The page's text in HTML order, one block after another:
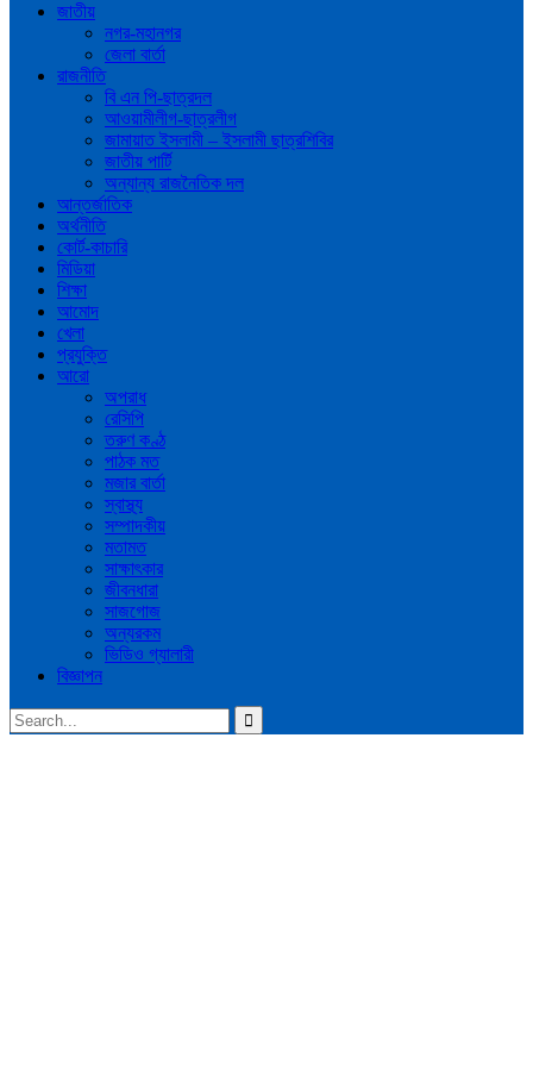
জাতীয়
নগর-মহানগর
জেলা বার্তা
রাজনীতি
বি এন পি-ছাত্রদল
আওয়ামীলীগ-ছাত্রলীগ
জামায়াত ইসলামী – ইসলামী ছাত্রশিবির
জাতীয় পার্টি
অন্যান্য রাজনৈতিক দল
আন্তর্জাতিক
অর্থনীতি
কোর্ট-কাচারি
মিডিয়া
শিক্ষা
আমোদ
খেলা
প্রযুক্তি
আরো
অপরাধ
রেসিপি
তরুণ কণ্ঠ
পাঠক মত
মজার বার্তা
স্বাস্থ্য
সম্পাদকীয়
মতামত
সাক্ষাৎকার
জীবনধারা
সাজগোজ
অন্যরকম
ভিডিও গ্যালারী
বিজ্ঞাপন